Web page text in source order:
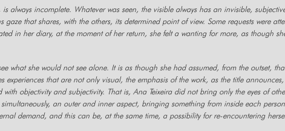
always incomplete. Whatever was seen, the visible always has an invisible,
that shares, with the others, its determined point of view. Some requests were
in her diary, at the moment of her return, she felt a wanting for more, as though
what she would not see alone. It is as though she had assumed, from the outset,
that are not only visual, the emphasis of the work, as the title
objectivity and subjectivity. That is, Ana Teixeira did not bring only the eyes of
an outer and inner aspect, bringing something from inside each
demand, and this can be, at the same time, a possibility for re-encountering